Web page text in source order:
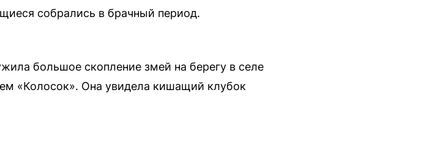
собрались в брачный период.
большое скопление змей на берегу в селе
«Колосок». Она увидела кишащий клубок